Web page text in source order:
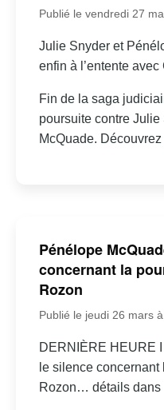
Publié le vendredi 27
Julie Snyder et
enfin à l’entente
Fin de la saga
poursuite contre
McQuade.
Pénélope
concernant la
Rozon
Publié le jeudi 26 mars
DERNIÈRE HEURE
le silence
Rozon… détails dans